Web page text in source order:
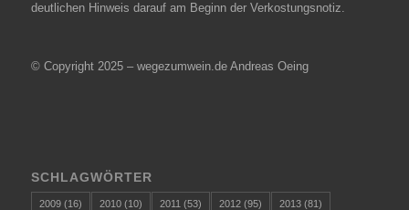
deutlichen Hinweis darauf am Beginn der Verkostungsnotiz.
© Copyright 2025 – wegezumwein.de Andreas Oeing
SCHLAGWÖRTER
2009(16) 2010(10) 2011 (53) 2012(95) 2013(81)